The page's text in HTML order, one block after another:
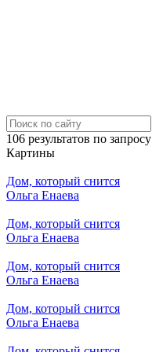
106 результатов по запросу
Картины
Дом, который снится
Ольга Енаева
Дом, который снится
Ольга Енаева
Дом, который снится
Ольга Енаева
Дом, который снится
Ольга Енаева